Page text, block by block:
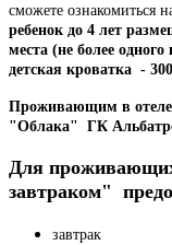
сможете ознакомиться
ребенок до 4 лет
места (не более
детская кроватка -
Проживающим в
"Облака" ГК
Для
завтраком"
завтрак